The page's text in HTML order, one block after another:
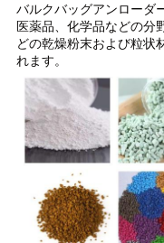
バルクバッグアンローダ
医薬品、化学品などの分
どの乾燥粉末および粒状
れます。